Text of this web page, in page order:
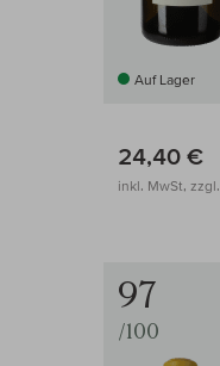
Auf Lager
24,40 €
inkl. MwSt, zzgl.
97
/100